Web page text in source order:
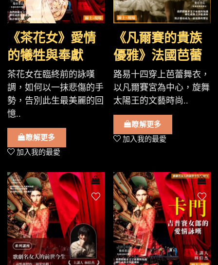
《茶花女》愛情
的犧牲與奉獻
茶花女在臨終前的詠嘆
調，如何以一抹悲傷的手
勢，告別此生最美麗的回
憶..
瞭解更多
加入我的最愛
《凡爾賽的貴族
優雅》法國芭蕾
路易十四穿上芭蕾舞衣，
以凡爾賽宮為中心，旋舞
太陽王的文藝時尚..
瞭解更多
加入我的最愛